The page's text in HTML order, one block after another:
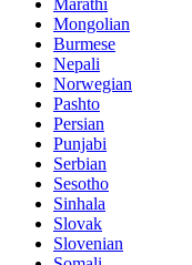
Marathi
Mongolian
Burmese
Nepali
Norwegian
Pashto
Persian
Punjabi
Serbian
Sesotho
Sinhala
Slovak
Slovenian